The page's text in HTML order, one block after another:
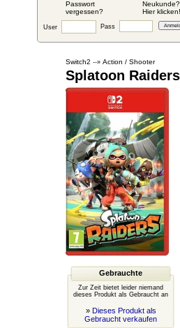
Passwort
vergessen?
Neukunde?
Hier klicken!
User Pass
Switch2 --» Action / Shooter
Splatoon
Gebrauchte
Zur Zeit bietet leider niemand
dieses Produkt als Gebraucht an
» Dieses Produkt als
Gebraucht verkaufen